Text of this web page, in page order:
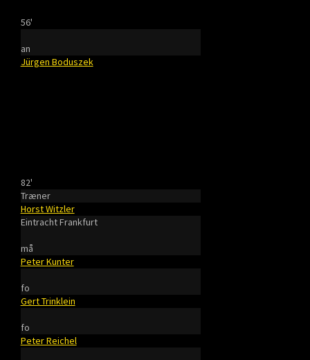
56'
an
Jürgen Boduszek
82'
Træner
Horst Witzler
Eintracht Frankfurt
må
Peter Kunter
fo
Gert Trinklein
fo
Peter Reichel